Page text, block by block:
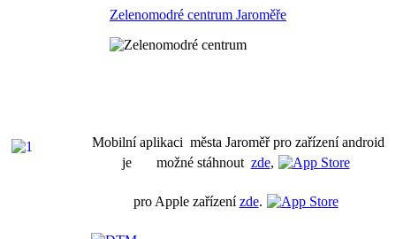
Zelenomodré centrum Jaroměře
Mobilní aplikaci města Jaroměř pro zařízení android
je možné stáhnout zde,
pro Apple zařízenízde.